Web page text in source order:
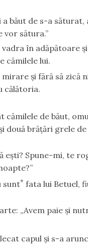
a băut de s-a
vor sătura.”
în adăpătoare
cămilele lui.
şi fără să zică
călătoria.
cămilele de băut,
două brăţări grele
eşti? Spune-mi, te
sunt* fata lui Betuel,
„Avem paie şi
capul şi s-a